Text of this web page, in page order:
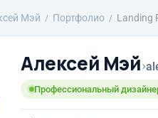
Мэй Портфолио Landing
Алексей Мэй›
Профессиональный